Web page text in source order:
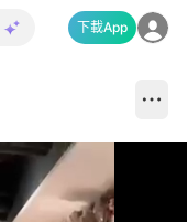
下載App